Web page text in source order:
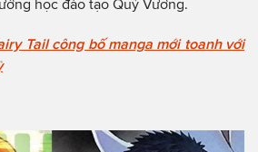
học đào tạo Quỷ Vương.
Tail công bố manga mới toanh với